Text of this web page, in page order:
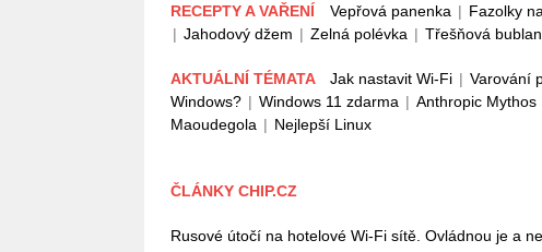
RECEPTY A VAŘENÍ Vepřová panenka | Fazolky
| Jahodový džem | Zelná polévka | Třešňová
AKTUÁLNÍ TÉMATA Jak nastavit Wi-Fi | Varování
Windows? | Windows 11 zdarma | Anthropic Mythos
Maoudegola | Nejlepší Linux
ČLÁNKY CHIP.CZ
Rusové útočí na hotelové Wi-Fi sítě. Ovládnou je a